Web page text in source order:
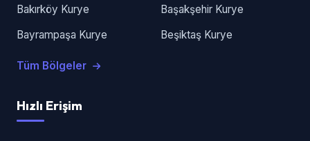
Bakırköy Kurye
Başakşehir Kurye
Bayrampaşa Kurye
Beşiktaş Kurye
Tüm Bölgeler
Hızlı Erişim